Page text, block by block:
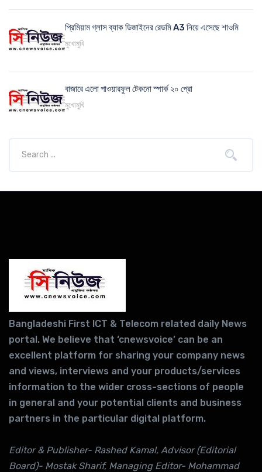
প্রিমিয়াম গ্লাস ব্যাক ডিজাইনের রেডমি A3 নিয়ে এসেছে শাওমি
মুখোমুখি
বাজারে এলো পাওয়ারফুল টেকনো স্পার্ক ২০ প্রো
মুখোমুখি
Bangladeshi First ICT & Telecom related daily News
portal. We believe that ‘cnewsvoice’ can be an
excellent platform for sharing your company news
and views, interviews and your products/services
information to the wider cross-sections of people
in general and your potential clients and business
partners in the particular digital platform.
Editor & Publisher- Rashed Kamal, Advisor (Editorial
Board)- Mostak Sharif, Managing Editor- Mohammad